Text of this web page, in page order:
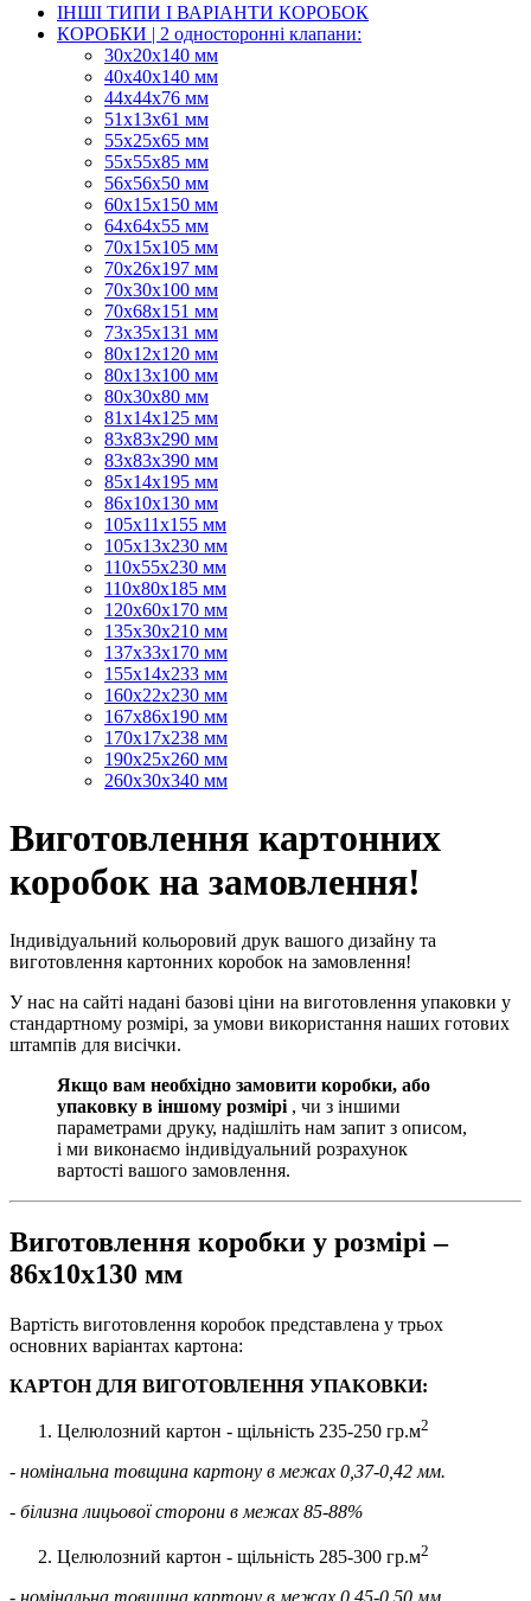
ІНШІ ТИПИ І ВАРІАНТИ КОРОБОК
КОРОБКИ | 2 односторонні клапани:
30x20x140 мм
40x40x140 мм
44х44х76 мм
51x13x61 мм
55х25х65 мм
55х55х85 мм
56х56х50 мм
60х15х150 мм
64х64х55 мм
70х15х105 мм
70х26х197 мм
70х30х100 мм
70х68х151 мм
73х35х131 мм
80х12х120 мм
80х13х100 мм
80х30х80 мм
81х14х125 мм
83х83х290 мм
83х83х390 мм
85х14х195 мм
86х10х130 мм
105х11х155 мм
105х13х230 мм
110х55х230 мм
110х80х185 мм
120х60х170 мм
135х30х210 мм
137х33х170 мм
155х14х233 мм
160х22х230 мм
167х86х190 мм
170х17х238 мм
190х25х260 мм
260х30х340 мм
Виготовлення картонних
коробок на замовлення!
Індивідуальний кольоровий друк вашого дизайну та
виготовлення картонних коробок на замовлення!
У нас на сайті надані базові ціни на виготовлення упаковки у
стандартному розмірі, за умови використання наших готових
штампів для висічки.
Якщо вам необхідно замовити коробки, або
упаковку в іншому розмірі , чи з іншими
параметрами друку, надішліть нам запит з описом,
і ми виконаємо індивідуальний розрахунок
вартості вашого замовлення.
Виготовлення коробки у розмірі –
86х10х130 мм
Вартість виготовлення коробок представлена у трьох
основних варіантах картона:
КАРТОН ДЛЯ ВИГОТОВЛЕННЯ УПАКОВКИ:
Целюлозний картон - щільність 235-250 гр.м2
- номінальна товщина картону в межах 0,37-0,42 мм.
- білизна лицьової сторони в межах 85-88%
Целюлозний картон - щільність 285-300 гр.м2